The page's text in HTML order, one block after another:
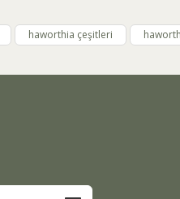
haworthia çeşitleri